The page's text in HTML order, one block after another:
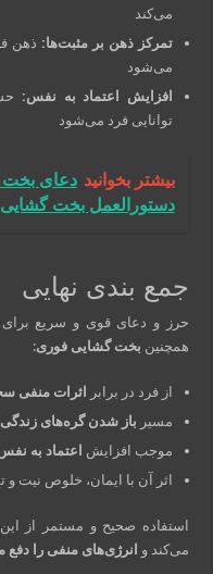
می‌کند
تمرکز ذهن بر مثبت‌ها: ذهن
می‌شود
افزایش اعتماد به نفس:
توانایی فرد می‌شود
بیشتر بخوانید دعای
دستورالعمل بخت گشایی
جمع بندی نهایی
حرز و دعای قوی و سریع برای
همچنین بخت گشایی فوری:
از فرد در برابر اثرات منفی
مسیر باز شدن گره‌های
موجب افزایش اعتماد به
اثر آن با ایمان، خلوص نیت
استفاده صحیح و مستمر از
می‌کند و انرژی‌های منفی را دفع